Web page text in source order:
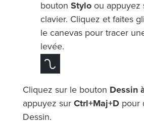
bouton Stylo ou appuyez
clavier. Cliquez et faites
le canevas pour tracer
levée.
Cliquez sur le bouton Dessin
appuyez sur Ctrl+Maj+D pour
Dessin.